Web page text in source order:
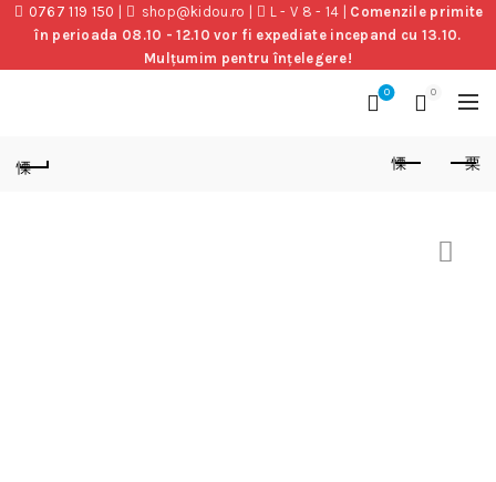
0767 119 150 shop@kidou.ro L - V 8 - 14
Comenzile primite
în perioada 08.10 - 12.10 vor fi expediate incepand cu 13.10.
Mulțumim pentru înțelegere!
0 0